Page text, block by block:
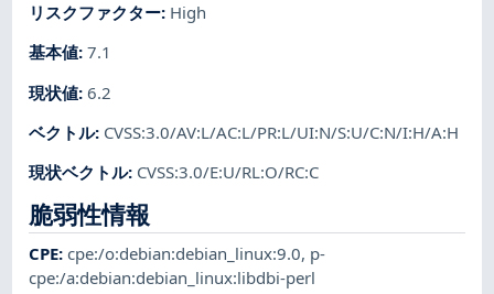
リスクファクター: High
基本値:7.1
現状値:6.2
ベクトル: CVSS:3.0/AV:L/AC:L/PR:L/UI:N/S:U/C:N/I:H/A:H
現状ベクトル: CVSS:3.0/E:U/RL:O/RC:C
脆弱性情報
CPE:cpe:/o:debian:debian_linux:9.0, p-
cpe:/a:debian:debian_linux:libdbi-perl